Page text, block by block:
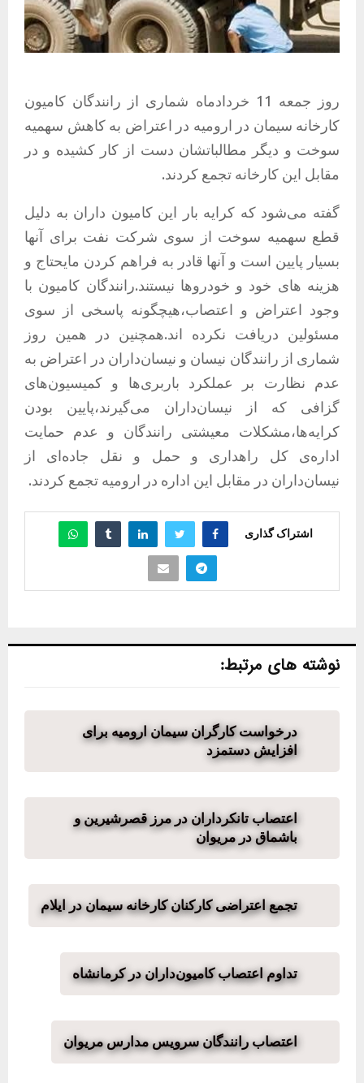
روز جمعه 11 خردادماه شماری از رانندگان کامیون
کارخانه سیمان در ارومیه در اعتراض به کاهش سهمیه
سوخت و دیگر مطالباتشان دست از کار کشیده و در
مقابل این کارخانه تجمع کردند.
گفته می‌شود که کرایه بار این کامیون داران به دلیل
قطع سهمیه سوخت از سوی شرکت نفت برای آنها
بسیار پایین است و آنها قادر به فراهم کردن مایحتاج و
هزینه‌ های خود و خودروها نیستند.رانندگان کامیون با
وجود اعتراض و اعتصاب،هیچگونه پاسخی از سوی
مسئولین دریافت نکرده‌ اند.همچنین در همین روز
شماری از رانندگان نیسان و نیسان‌داران در اعتراض به
عدم نظارت بر عملکرد باربری‌ها و کمیسیون‌های
گزافی که از نیسان‌داران می‌گیرند،پایین بودن
کرایه‌ها،مشکلات معیشتی رانندگان و عدم حمایت
اداره‌ی کل راهداری و حمل و نقل جاده‌ای از
نیسان‌داران در مقابل این اداره‌ در ارومیه تجمع کردند.
اشتراک گذاری
نوشته های مرتبط:
درخواست کارگران سیمان ارومیه برای
افزایش دستمزد
اعتصاب تانکرداران در مرز قصرشیرین و
باشماق در مریوان
تجمع اعتراضی کارکنان کارخانه سیمان در ایلام
تداوم اعتصاب کامیون‌داران در کرمانشاه
اعتصاب رانندگان سرویس مدارس مریوان